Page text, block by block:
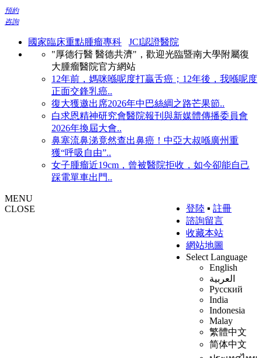
預約
咨詢
國家臨床重點腫瘤專科
JCI認證醫院
"厚德行醫 醫德共濟"，歡迎光臨暨南大學附屬復
大腫瘤醫院官方網站
12年前，媽咪喺呢度打贏舌癌；12年後，我喺呢度
正面交鋒乳癌..
復大獲邀出席2026年中巴絲綢之路芒果節..
白求恩精神研究會醫院報刊與新媒體傳播委員會
2026年換屆大會..
鼻塞流鼻涕竟然查出鼻癌！中亞大叔喺廣州重
獲“呼吸自由”..
女子腫瘤近19cm，曾被醫院拒收，如今卻能自己
踩電單車出門..
登陸 ▪ 註冊
諮詢留言
收藏本站
網站地圖
Select Language
English
العربية
Русский
India
Indonesia
Malay
繁體中文
简体中文
MENU
CLOSE